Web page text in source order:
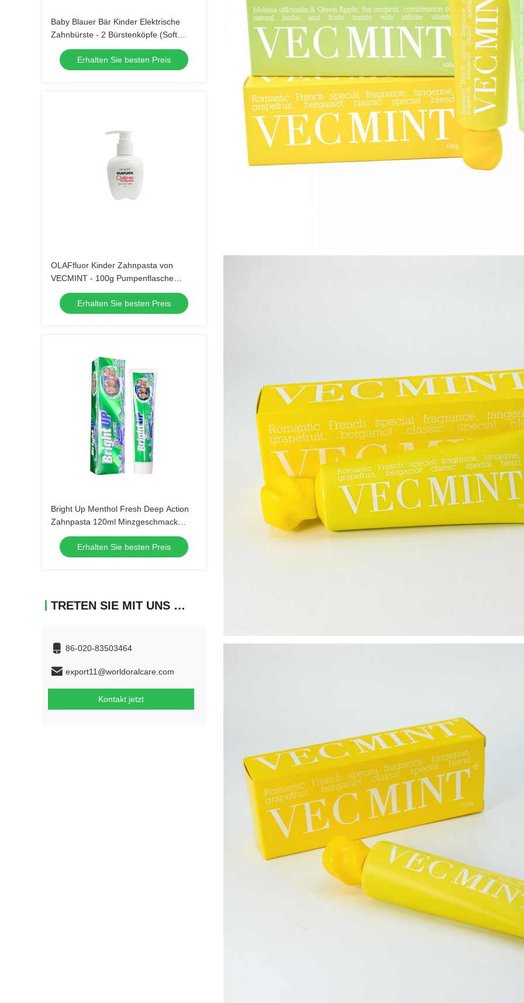
Baby Blauer Bär Kinder Elektrische
Zahnbürste - 2 Bürstenköpfe (Soft
Bristle) Wasserdichte Schallzahnbürste
mit 3 Modi für Kinder 3-15 Jahre Alt
Mundpflege-Kit
Erhalten Sie besten Preis
OLAFfluor Kinder Zahnpasta von
VECMINT - 100g Pumpenflasche
Erdbeergeschmack sichere
Mundpflege Zahnpasta für Kinder 
tägliche Hygiene
Erhalten Sie besten Preis
Bright Up Menthol Fresh Deep Action
Zahnpasta 120ml Minzgeschmack
Mundhygiene Großbestellung
Großhandel Zahnpflegeprodukte
Erhalten Sie besten Preis
TRETEN SIE MIT UNS IN VERBINDUNG
86-020-83503464
export11@worldoralcare.com
Kontakt jetzt